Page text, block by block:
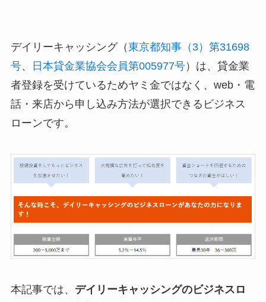
デイリーキャッシング（東京都知事（3）第31698
号、 日本貸金業協会会員第005977号）は、貸金業
者登録を受けているためヤミ金ではなく、web・電
話・来店から申し込み方法が選択できるビジネス
ローンです。
本記事では、 デイリーキャッシングのビジネスロ